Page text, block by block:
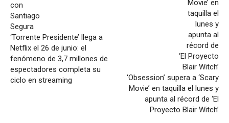
‘Torrente Presidente’ llega a
Netflix el 26 de junio: el
fenómeno de 3,7 millones de
espectadores completa su
ciclo en streaming
‘Obsession’ supera a ‘Scary
Movie’ en taquilla el lunes y
apunta al récord de ‘El
Proyecto Blair Witch’